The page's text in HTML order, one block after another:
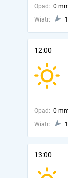
Opad: 0
Wiatr:
12:00
Opad: 0
Wiatr:
13:00